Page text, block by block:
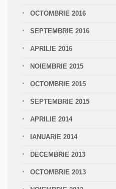
OCTOMBRIE 2016
SEPTEMBRIE 2016
APRILIE 2016
NOIEMBRIE 2015
OCTOMBRIE 2015
SEPTEMBRIE 2015
APRILIE 2014
IANUARIE 2014
DECEMBRIE 2013
OCTOMBRIE 2013